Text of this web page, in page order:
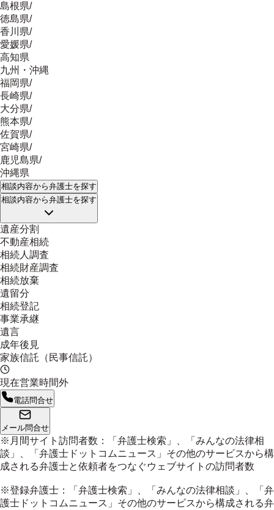
島根県/
徳島県/
香川県/
愛媛県/
高知県
九州・沖縄
福岡県/
長崎県/
大分県/
熊本県/
佐賀県/
宮崎県/
鹿児島県/
沖縄県
相談内容から弁護士を探す
相談内容から弁護士を探す
遺産分割
不動産相続
相続人調査
相続財産調査
相続放棄
遺留分
相続登記
事業承継
遺言
成年後見
家族信託（民事信託）
現在営業時間外
電話問合せ
メール問合せ
※月間サイト訪問者数：「弁護士検索」、「みんなの法律相
談」、「弁護士ドットコムニュース」その他のサービスから構
成される弁護士と依頼者をつなぐウェブサイトの訪問者数
※登録弁護士：「弁護士検索」、「みんなの法律相談」、「弁
護士ドットコムニュース」その他のサービスから構成される弁